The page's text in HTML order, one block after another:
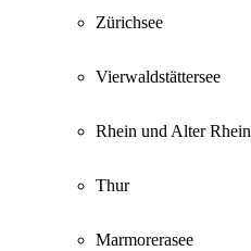
Zürichsee
Vierwaldstättersee
Rhein und Alter Rhein
Thur
Marmorerasee